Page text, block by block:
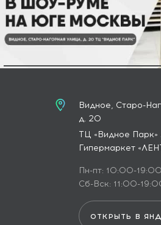
Видное, Старо-
д. 20
ТЦ «Видное Парк»
Гипермаркет
Пн-пт: 10:00-
Сб-Вск: 11:00-
ОТКРЫТЬ В